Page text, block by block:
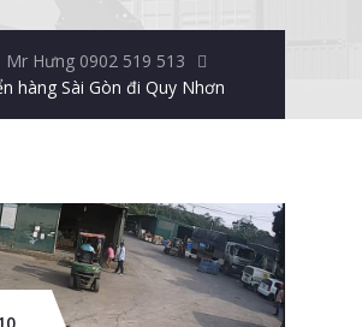
Mr Hưng 0902 519 513
hàng Sài Gòn đi Quy Nhơn